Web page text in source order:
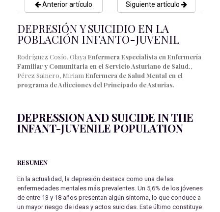
Anterior artículo Siguiente artículo
DEPRESIÓN Y SUICIDIO EN LA
POBLACIÓN INFANTO-JUVENIL
Rodríguez Cosío, Olaya Enfermera Especialista en Enfermería
Familiar y Comunitaria en el Servicio Asturiano de Salud.,
Pérez Sainero, Miriam Enfermera de Salud Mental en el
programa de Adicciones del Principado de Asturias.
DEPRESSION AND SUICIDE IN THE
INFANT-JUVENILE POPULATION
RESUMEN
En la actualidad, la depresión destaca como una de las
enfermedades mentales más prevalentes. Un 5,6% de los jóvenes
de entre 13 y 18 años presentan algún síntoma, lo que conduce a
un mayor riesgo de ideas y actos suicidas. Este último constituye